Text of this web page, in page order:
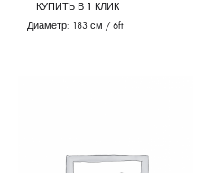
КУПИТЬ В 1 КЛИК
Диаметр: 183 см / 6ft